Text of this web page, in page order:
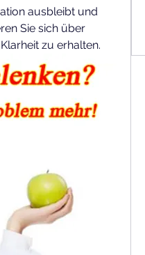
ausbleibt und
Sie sich über
zu erhalten.